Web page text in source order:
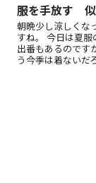
服を手放す 似
朝晩少し涼しくな
すね。 今日は夏
出番もあるのです
う今季は着ないだ